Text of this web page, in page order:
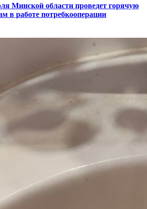
Минской области проведет горячую
в работе потребкооперации